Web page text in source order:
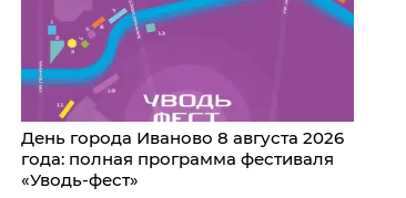
День города Иваново 8 августа 2026
года: полная программа фестиваля
«Уводь-фест»